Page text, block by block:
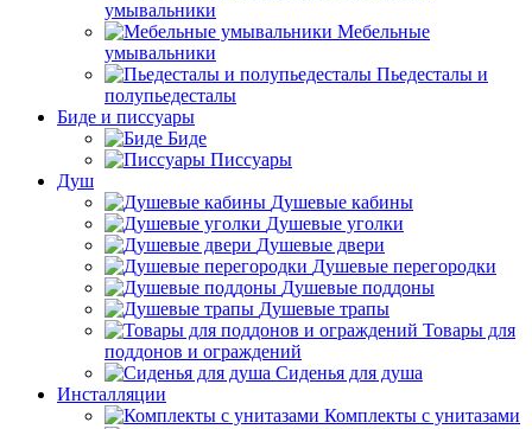
умывальники
Мебельные
умывальники
Пьедесталы и
полупьедесталы
Биде и писсуары
Биде
Писсуары
Душ
Душевые кабины
Душевые уголки
Душевые двери
Душевые перегородки
Душевые поддоны
Душевые трапы
Товары для
поддонов и ограждений
Сиденья для душа
Инсталляции
Комплекты с унитазами